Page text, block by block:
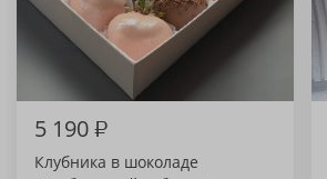
5 190₽
Клубника в шоколаде